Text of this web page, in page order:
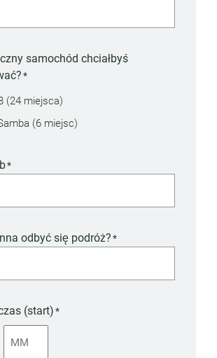
samochód chciałbyś
*
(24 miejsca)
(6 miejsc)
*
odbyć się podróż?*
(start)*